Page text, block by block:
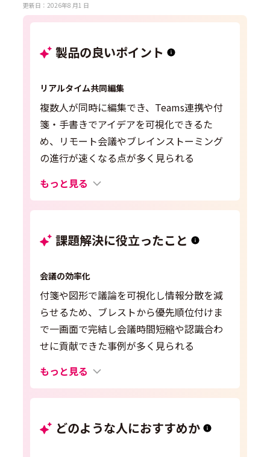
更新日：2026年8 月1 日
製品の良いポイント
リアルタイム共同編集
複数人が同時に編集でき、Teams連携や付
箋・手書きでアイデアを可視化できるた
め、リモート会議やブレインストーミング
の進行が速くなる点が多く見られる
もっと見る
課題解決に役立ったこと
会議の効率化
付箋や図形で議論を可視化し情報分散を減
らせるため、ブレストから優先順位付けま
で一画面で完結し会議時間短縮や認識合わ
せに貢献できた事例が多く見られる
もっと見る
どのような人におすすめか